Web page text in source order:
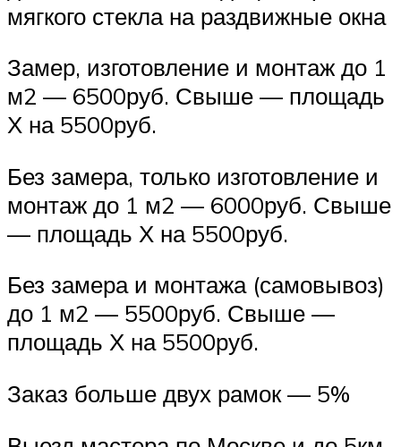
мягкого стекла на раздвижные окна
Замер, изготовление и монтаж до 1
м2 — 6500руб. Свыше — площадь
Х на 5500руб.
Без замера, только изготовление и
монтаж до 1 м2 — 6000руб. Свыше
— площадь Х на 5500руб.
Без замера и монтажа (самовывоз)
до 1 м2 — 5500руб. Свыше —
площадь Х на 5500руб.
Заказ больше двух рамок — 5%